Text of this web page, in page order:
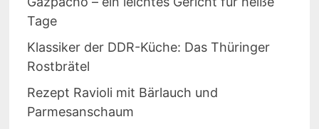
Tage
Klassiker der DDR-Küche: Das Thüringer
Rostbrätel
Rezept Ravioli mit Bärlauch und
Parmesanschaum